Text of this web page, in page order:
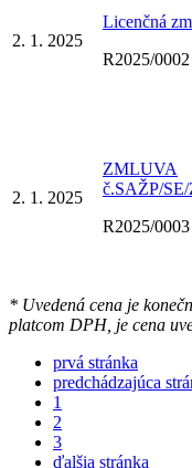
2. 1. 2025
Licenčná
R2025/0002
2. 1. 2025
ZMLUVA
č.SAŽP/
R2025/0003
* Uvedená cena je
platcom DPH, je cena
prvá stránka
predchádzajúca
1
2
3
ďalšia stránka